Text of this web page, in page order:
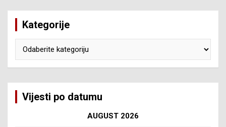
Kategorije
Vijesti po datumu
AUGUST 2026